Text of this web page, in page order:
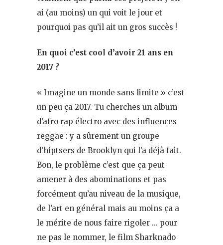
ai (au moins) un qui voit le jour et
pourquoi pas qu’il ait un gros succès !
En quoi c’est cool d’avoir 21 ans en
2017 ?
« Imagine un monde sans limite » c’est
un peu ça 2017. Tu cherches un album
d’afro rap électro avec des influences
reggae : y a sûrement un groupe
d’hiptsers de Brooklyn qui l’a déjà fait.
Bon, le problème c’est que ça peut
amener à des abominations et pas
forcément qu’au niveau de la musique,
de l’art en général mais au moins ça a
le mérite de nous faire rigoler … pour
ne pas le nommer, le film Sharknado